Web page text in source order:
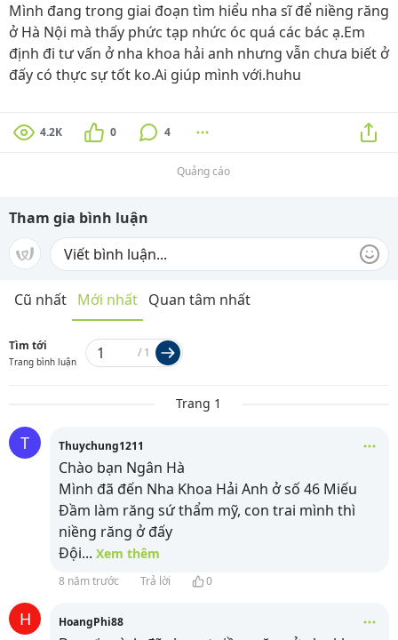
Mình đang trong giai đoạn tìm hiểu nha sĩ để niềng răng
ở Hà Nội mà thấy phức tạp nhức óc quá các bác ạ.Em
định đi tư vấn ở nha khoa hải anh nhưng vẫn chưa biết ở
đấy có thực sự tốt ko.Ai giúp mình với.huhu
4.2K 0 4
Quảng cáo
Tham gia bình luận
Cũ nhất Mới nhất Quan tâm nhất
Tìm tới
Trang bình luận
/ 1
Trang 1
T Thuychung1211
Chào bạn Ngân Hà
Mình đã đến Nha Khoa Hải Anh ở số 46 Miếu
Đầm làm răng sứ thẩm mỹ, con trai mình thì
niềng răng ở đấy
Đội... Xem thêm
8 năm trước Trả lời 0
H HoangPhi88